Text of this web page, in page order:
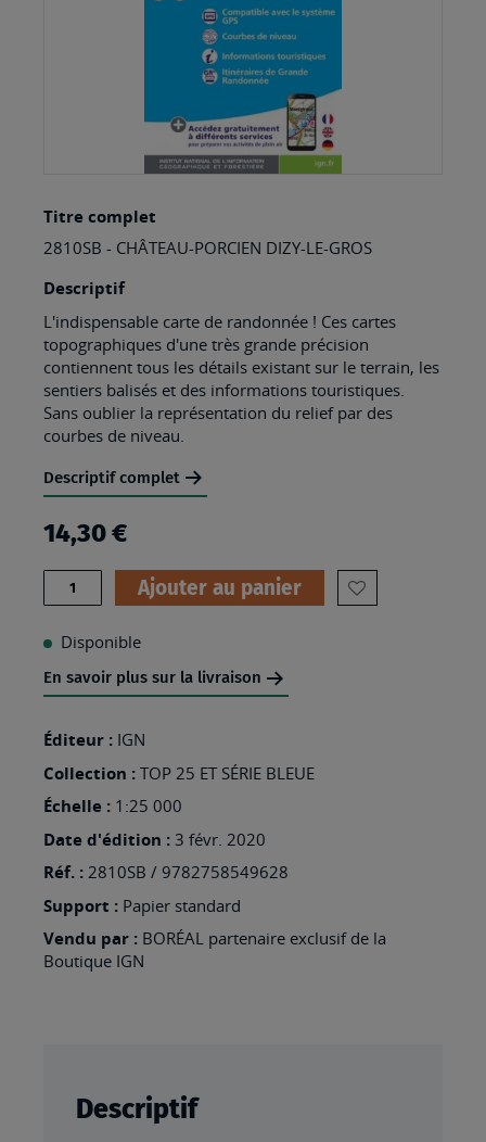
to
the
beginning
of
the
images
gallery
Titre complet
2810SB - CHÂTEAU-PORCIEN DIZY-LE-GROS
Descriptif
L'indispensable carte de randonnée ! Ces cartes
topographiques d'une très grande précision
contiennent tous les détails existant sur le terrain, les
sentiers balisés et des informations touristiques.
Sans oublier la représentation du relief par des
courbes de niveau.
Descriptif complet
14,30 €
Quantité Ajouter au panier
AJOUTER
Disponible
En savoir plus sur la livraison
Éditeur : IGN
Collection : TOP 25 ET SÉRIE BLEUE
Échelle : 1:25 000
Date d'édition : 3 févr. 2020
Réf. : 2810SB / 9782758549628
Support : Papier standard
Vendu par : BORÉAL partenaire exclusif de la
Boutique IGN
Descriptif